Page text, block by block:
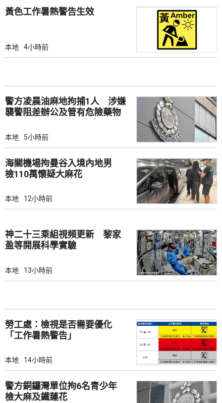
黃色工作暑熱警告生效
本地 4小時前
警方凌晨油麻地拘捕1人 涉嫌
襲警阻差辦公及管有危險藥物
本地 5小時前
海關機場拘曼谷入境內地男
檢110萬懷疑大麻花
本地 12小時前
神二十三乘組視頻更新 黎家
盈等開展科學實驗
本地 13小時前
勞工處：檢視是否需要優化
「工作暑熱警告」
本地 14小時前
警方銅鑼灣單位拘6名青少年
檢大麻及鐵蓮花